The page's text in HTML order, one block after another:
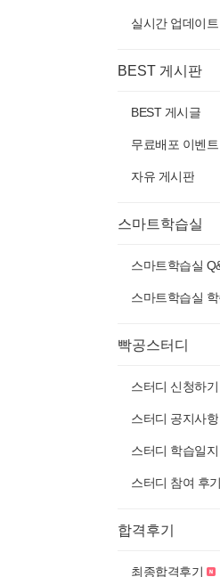
실시간 업데이트
BEST 게시판
BEST 게시글
무료배포 이벤트
자유 게시판
스마트학습실
스마트학습실
스마트학습실
빡공스터디
스터디 신청하기
스터디 공지사항
스터디 학습일지
스터디 참여 후기
합격후기
최종합격후기